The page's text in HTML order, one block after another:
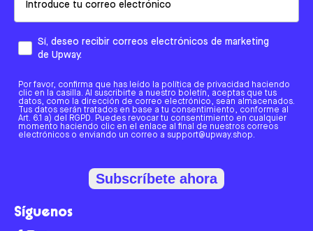
Sí, deseo recibir correos electrónicos de marketing
de Upway.
Por favor, confirma que has leído la política de privacidad haciendo
clic en la casilla. Al suscribirte a nuestro boletín, aceptas que tus
datos, como la dirección de correo electrónico, sean almacenados.
Tus datos serán tratados en base a tu consentimiento, conforme al
Art. 6.1 a) del RGPD. Puedes revocar tu consentimiento en cualquier
momento haciendo clic en el enlace al final de nuestros correos
electrónicos o enviando un correo a support@upway.shop.
Subscríbete ahora
Síguenos